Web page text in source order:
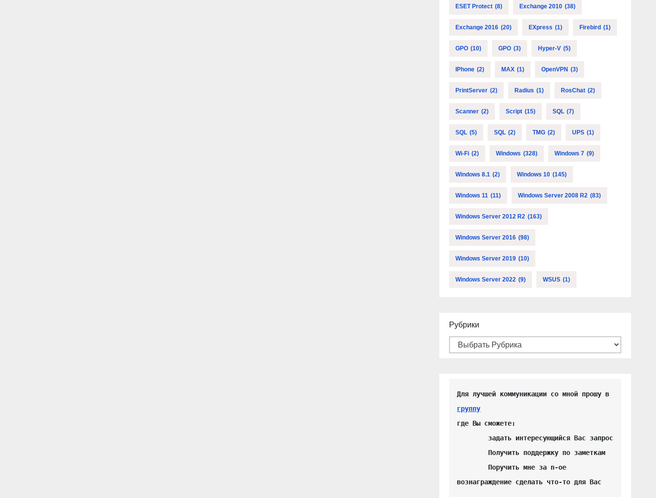
ESET Protect (8) Exchange 2010 (38)
Exchange 2016 (20) EXpress (1) Firebird (1)
GPO (10) GPO (3) Hyper-V (5)
IPhone (2) MAX (1) OpenVPN (3)
PrintServer (2) Radius (1) RosChat (2)
Scanner (2) Script (15) SQL (7)
SQL (5) SQL (2) TMG (2) UPS (1)
Wi-Fi (2) Windows (328) Windows 7 (9)
Windows 8.1 (2) Windows 10 (145)
Windows 11 (11) Windows Server 2008 R2 (83)
Windows Server 2012 R2 (163)
Windows Server 2016 (98)
Windows Server 2019 (10)
Windows Server 2022 (9) WSUS (1)
Рубрики
группу
где Вы сможете:
вознаграждение сделать что-то для Вас